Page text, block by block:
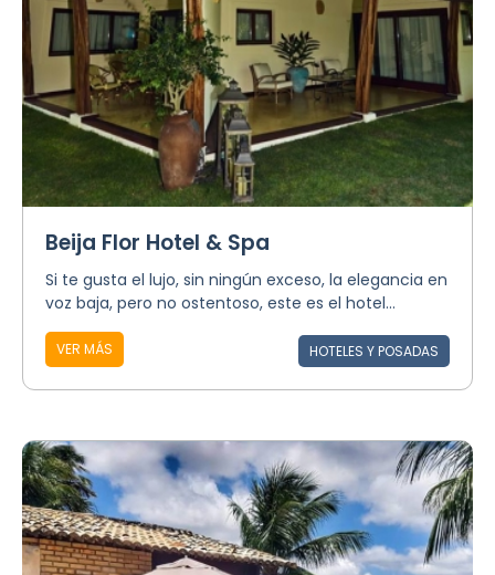
Beija Flor Hotel & Spa
Si te gusta el lujo, sin ningún exceso, la elegancia en
voz baja, pero no ostentoso, este es el hotel...
VER MÁS HOTELES Y POSADAS